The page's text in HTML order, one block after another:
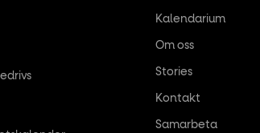
Kalendarium
Om oss
Stories
Kontakt
Samarbeta